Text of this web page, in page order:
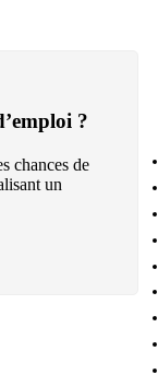
?
chances de
un